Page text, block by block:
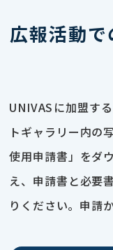
広報活動
UNIVASに加盟す
トギャラリー内の
使用申請書」をダ
え、申請書と必要
りください。申請